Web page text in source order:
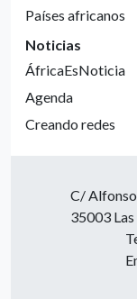
Países africanos
Noticias
ÁfricaEsNoticia
Agenda
Creando redes
C/ Alfonso
35003 Las